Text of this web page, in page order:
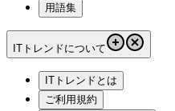
用語集
ITトレンドについて
ITトレンドとは
ご利用規約